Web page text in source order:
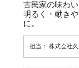
古民家の味わい
明るく・動き
に。
担当： 株式会社